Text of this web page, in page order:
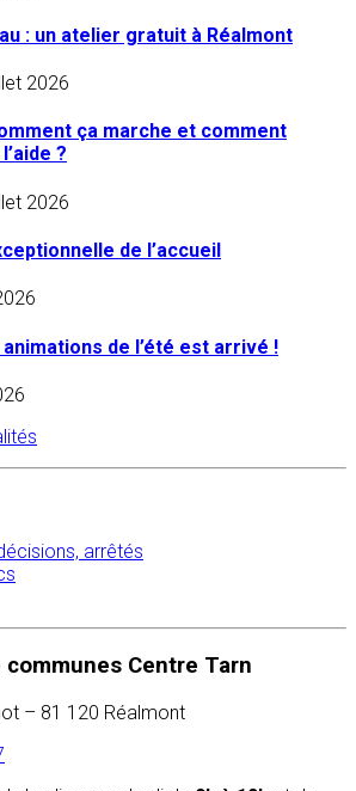
: un atelier gratuit à Réalmont
2026
ça marche et comment
?
2026
de l’accueil
animations de l’été est arrivé !
arrêtés
communes Centre Tarn
– 81 120 Réalmont